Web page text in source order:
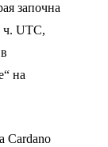
започна
ч. UTC,
на
Cardano